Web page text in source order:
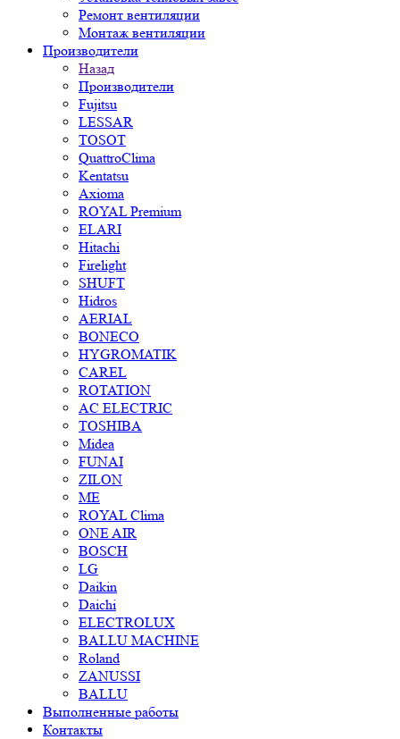
Ремонт вентиляции
Монтаж вентиляции
Производители
Назад
Производители
Fujitsu
LESSAR
TOSOT
QuattroClima
Kentatsu
Axioma
ROYAL Premium
ELARI
Hitachi
Firelight
SHUFT
Hidros
AERIAL
BONECO
HYGROMATIK
CAREL
ROTATION
AC ELECTRIC
TOSHIBA
Midea
FUNAI
ZILON
ME
ROYAL Clima
ONE AIR
BOSCH
LG
Daikin
Daichi
ELECTROLUX
BALLU MACHINE
Roland
ZANUSSI
BALLU
Выполненные работы
Контакты